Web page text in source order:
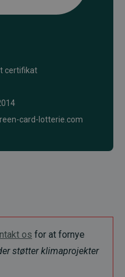
certifikat
card-lotterie.com
os for at fornye
støtter klimaprojekter